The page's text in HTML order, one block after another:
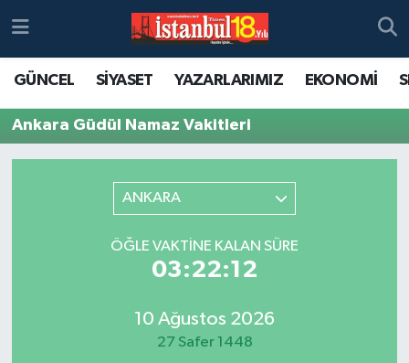
GÜNCEL SİYASET YAZARLARIMIZ EKONOMİ
Ankara Güdül Namaz Vakitleri
ANKARA
ÖĞLE VAKTINE KALAN SÜRE
03:22:12
10 Ağustos 2026
27 Safer 1448